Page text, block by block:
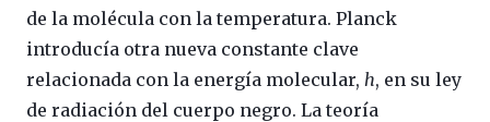
de la molécula con la temperatura. Planck
introducía otra nueva constante clave
relacionada con la energía molecular, h, en su ley
de radiación del cuerpo negro. La teoría